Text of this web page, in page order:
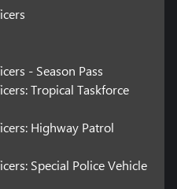
- Season Pass
Tropical Taskforce
Highway Patrol
Special Police Vehicle